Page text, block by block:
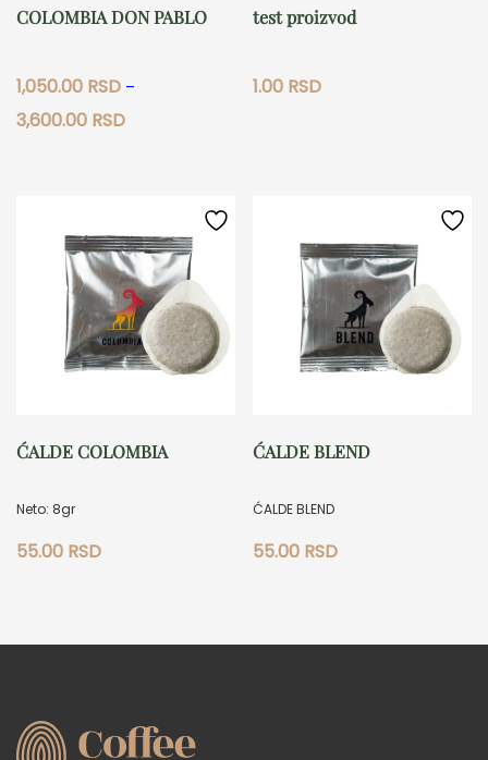
COLOMBIA DON PABLO
1,050.00 RSD –
3,600.00 RSD
3,600.00 RSD
varijanti.
Opcije
izabrane
proizvoda.
test proizvod
1.00 RSD
ĆALDE COLOMBIA
Neto: 8gr
55.00 RSD
ĆALDE BLEND
ĆALDE BLEND
55.00 RSD